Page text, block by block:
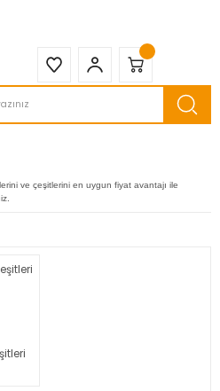
ve çeşitlerini en uygun fiyat avantajı ile